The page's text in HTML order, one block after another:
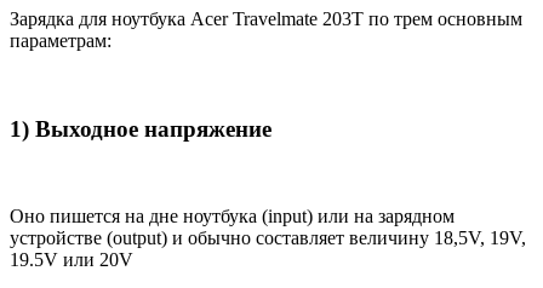
Зарядка для ноутбука Acer Travelmate 203T по трем основным
параметрам:
1) Выходное напряжение
Оно пишется на дне ноутбука (input) или на зарядном
устройстве (output) и обычно составляет величину 18,5V, 19V,
19.5V или 20V